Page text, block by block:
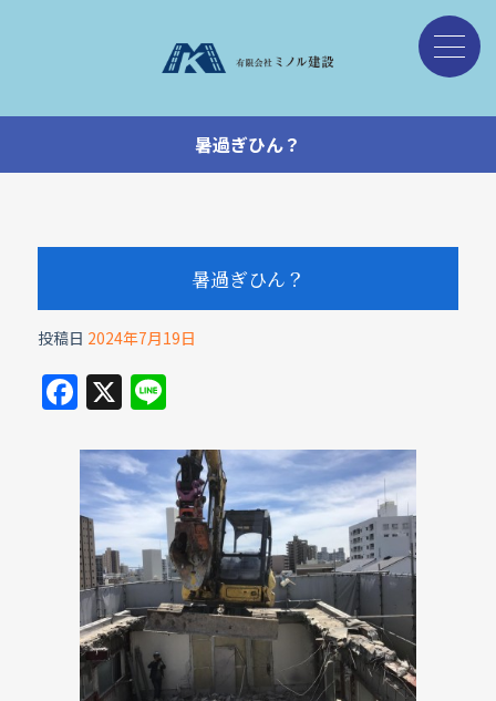
暑過ぎひん？
暑過ぎひん？
投稿日 2024年7月19日
F
a
c
e
b
o
o
k
X Li
e